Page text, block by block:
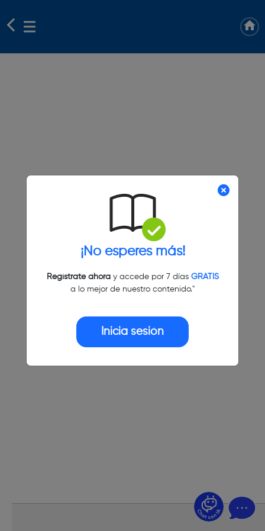
¡No esperes más!
Regístrate ahoray accede por 7 días GRATIS
a lo mejor de nuestro contenido."
Inicia sesión